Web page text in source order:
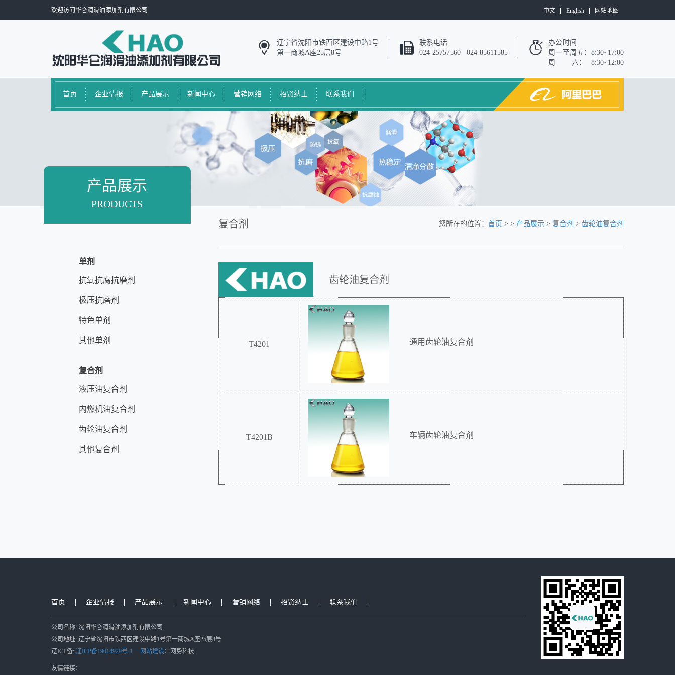
欢迎访问华仑润滑油添加剂有限公司 中文 English 网站地图
辽宁省沈阳市铁西区建设中路1号
第一商城A座25层8号
联系电话
024-25757560 024-85611585
办公时间
周一至周五： 8:30~17:00
周 六：
8:30~12:00
首页 企业情报 产品展示 新闻中心 营销网络 招贤纳士 联系我们
产品展示
PRODUCTS
单剂
抗氧抗腐抗磨剂
极压抗磨剂
特色单剂
其他单剂
复合剂
液压油复合剂
内燃机油复合剂
齿轮油复合剂
其他复合剂
复合剂 您所在的位置： 首页 > > 产品展示 > 复合剂 > 齿轮油复合剂
齿轮油复合剂
T4201 通用齿轮油复合剂
T4201B 车辆齿轮油复合剂
首页 企业情报 产品展示 新闻中心 营销网络 招贤纳士 联系我们
公司名称: 沈阳华仑润滑油添加剂有限公司
公司地址: 辽宁省沈阳市铁西区建设中路1号第一商城A座25层8号
辽ICP备: 辽ICP备19014929号-1 网站建设：网势科技
友情链接：